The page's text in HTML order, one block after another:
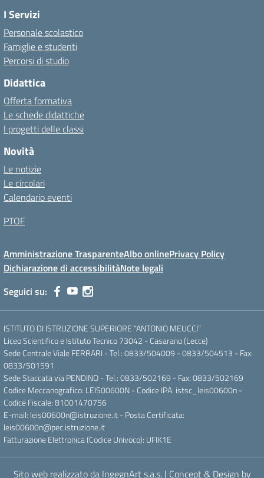
I Servizi
Personale scolastico
Famiglie e studenti
Percorsi di studio
Didattica
Offerta formativa
Le schede didattiche
I progetti delle classi
Novità
Le notizie
Le circolari
Calendario eventi
PTOF
Amministrazione TrasparenteAlbo onlinePrivacy Policy
Dichiarazione di accessibilitàNote legali
Seguici su:
ISTITUTO DI ISTRUZIONE SUPERIORE “ANTONIO MEUCCI”
Liceo Scientifico e Istituto Tecnico 73042 - Casarano (Lecce)
Sede Centrale Viale FERRARI - Tel.: 0833/504009 - 0833/504513 - Fax:
0833/501591
Sede Staccata via PENDINO - Tel.: 0833/502169 - Fax: 0833/502169
Codice Meccanografico: LEIS00600N - Codice IPA: istsc_leis00600n -
Codice Fiscale: 81001470756
E-mail: leis00600n@istruzione.it - Posta Certificata:
leis00600n@pec.istruzione.it
Fatturazione Elettronica (Codice Univoco): UFIK1E
Sito web realizzato da IngegnArt s.a.s.| Concept & Design by